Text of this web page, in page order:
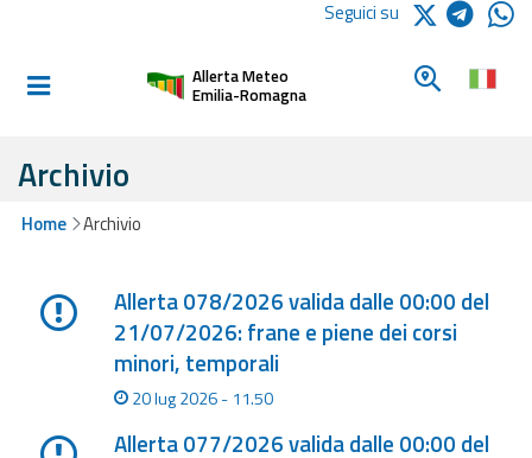
Informati e
Allerte E
Allerte e
Bollettini
Allerte e
Bollettini
Seguici su
Allerta Meteo
Emilia-Romagna
Cerca un
Archivio
Home Archivio
Allerta 078/2026 valida dalle 00:00 del
21/07/2026: frane e piene dei corsi
minori, temporali
20 lug 2026 - 11.50
Allerta 077/2026 valida dalle 00:00 del